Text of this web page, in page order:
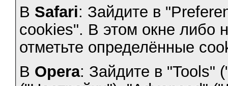
В Safari: Зайдите в
cookies". В этом окне либо
отметьте определённые
В Opera: Зайдите в "Tools"